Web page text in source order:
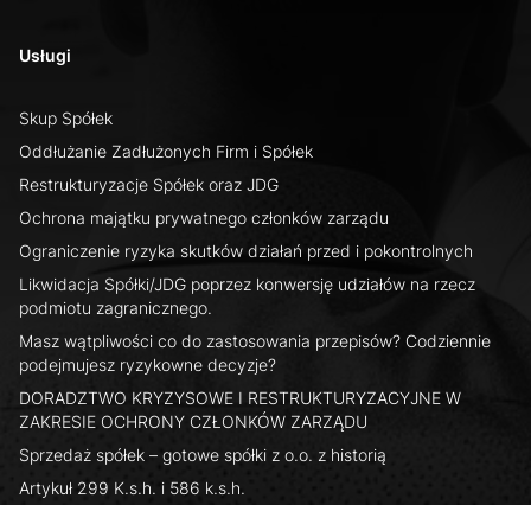
Usługi
Skup Spółek
Oddłużanie Zadłużonych Firm i Spółek
Restrukturyzacje Spółek oraz JDG
Ochrona majątku prywatnego członków zarządu
Ograniczenie ryzyka skutków działań przed i pokontrolnych
Likwidacja Spółki/JDG poprzez konwersję udziałów na rzecz
podmiotu zagranicznego.
Masz wątpliwości co do zastosowania przepisów? Codziennie
podejmujesz ryzykowne decyzje?
DORADZTWO KRYZYSOWE I RESTRUKTURYZACYJNE W
ZAKRESIE OCHRONY CZŁONKÓW ZARZĄDU
Sprzedaż spółek – gotowe spółki z o.o. z historią
Artykuł 299 K.s.h. i 586 k.s.h.